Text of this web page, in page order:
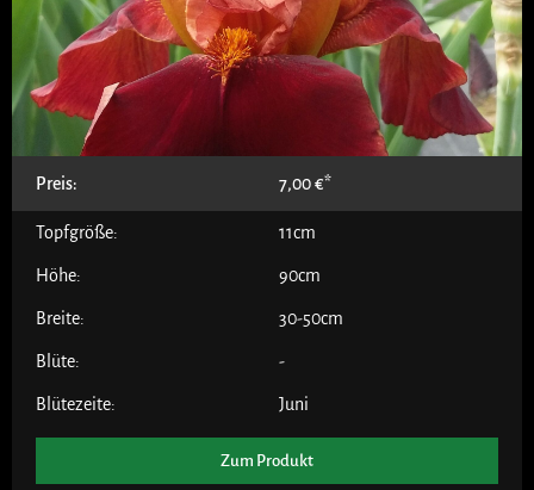
Preis: 7,00€
Topfgröße: 11cm
Höhe: 90cm
Breite: 30-50cm
Blüte: -
Blütezeite: Juni
Zum Produkt